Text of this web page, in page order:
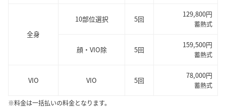
全身
10部位選択 5回
129,800円
蓄熱式
顔・VIO除 5回
159,500円
蓄熱式
VIO VIO 5回
78,000円
蓄熱式
※料金は一括払いの料金となります。